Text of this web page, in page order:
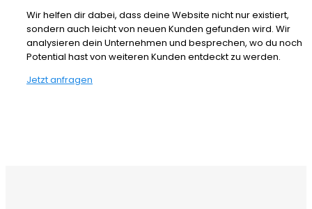
Wir helfen dir dabei, dass deine Website nicht nur existiert,
sondern auch leicht von neuen Kunden gefunden wird. Wir
analysieren dein Unternehmen und besprechen, wo du noch
Potential hast von weiteren Kunden entdeckt zu werden.
Jetzt anfragen